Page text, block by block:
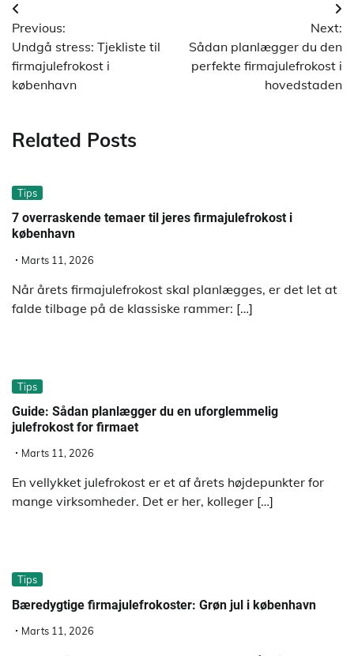
Indlægsnavigation
Previous:
Undgå stress: Tjekliste til
firmajulefrokost i
københavn
Next:
Sådan planlægger du den
perfekte firmajulefrokost i
hovedstaden
Related Posts
Tips
7 overraskende temaer til jeres firmajulefrokost i
københavn
Marts 11, 2026
Når årets firmajulefrokost skal planlægges, er det let at
falde tilbage på de klassiske rammer: […]
Tips
Guide: Sådan planlægger du en uforglemmelig
julefrokost for firmaet
Marts 11, 2026
En vellykket julefrokost er et af årets højdepunkter for
mange virksomheder. Det er her, kolleger […]
Tips
Bæredygtige firmajulefrokoster: Grøn jul i københavn
Marts 11, 2026